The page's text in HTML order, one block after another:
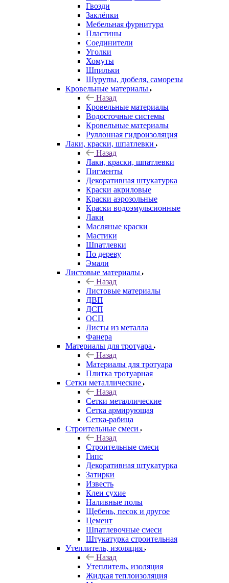
Гвозди
Заклёпки
Мебельная фурнитура
Пластины
Соединители
Уголки
Хомуты
Шпильки
Шурупы, дюбеля, саморезы
Кровельные материалы
Назад
Кровельные материалы
Водосточные системы
Кровельные материалы
Руллонная гидроизоляция
Лаки, краски, шпатлевки
Назад
Лаки, краски, шпатлевки
Пигменты
Декоративная штукатурка
Краски акриловые
Краски аэрозольные
Краски водоэмульсионные
Лаки
Масляные краски
Мастики
Шпатлевки
По дереву
Эмали
Листовые материалы
Назад
Листовые материалы
ДВП
ДСП
ОСП
Листы из металла
Фанера
Материалы для тротуара
Назад
Материалы для тротуара
Плитка тротуарная
Сетки металлические
Назад
Сетки металлические
Сетка армирующая
Сетка-рабица
Строительные смеси
Назад
Строительные смеси
Гипс
Декоративная штукатурка
Затирки
Известь
Клеи сухие
Наливные полы
Щебень, песок и другое
Цемент
Шпатлевочные смеси
Штукатурка строительная
Утеплитель, изоляция
Назад
Утеплитель, изоляция
Жидкая теплоизоляция